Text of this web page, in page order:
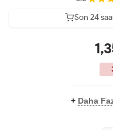
Son 24
+ Daha